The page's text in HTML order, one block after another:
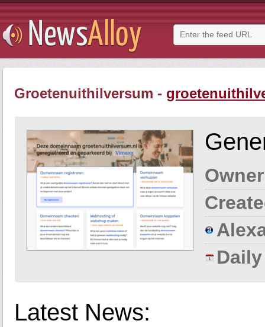
Groetenuithilversum -
Latest News: